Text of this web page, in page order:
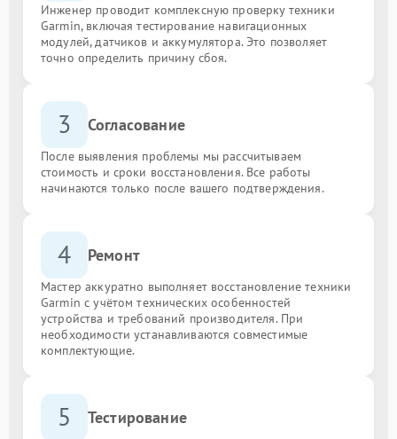
Инженер проводит комплексную проверку техники
Garmin, включая тестирование навигационных
модулей, датчиков и аккумулятора. Это позволяет
точно определить причину сбоя.
3 Согласование
После выявления проблемы мы рассчитываем
стоимость и сроки восстановления. Все работы
начинаются только после вашего подтверждения.
4 Ремонт
Мастер аккуратно выполняет восстановление техники
Garmin с учётом технических особенностей
устройства и требований производителя. При
необходимости устанавливаются совместимые
комплектующие.
5 Тестирование